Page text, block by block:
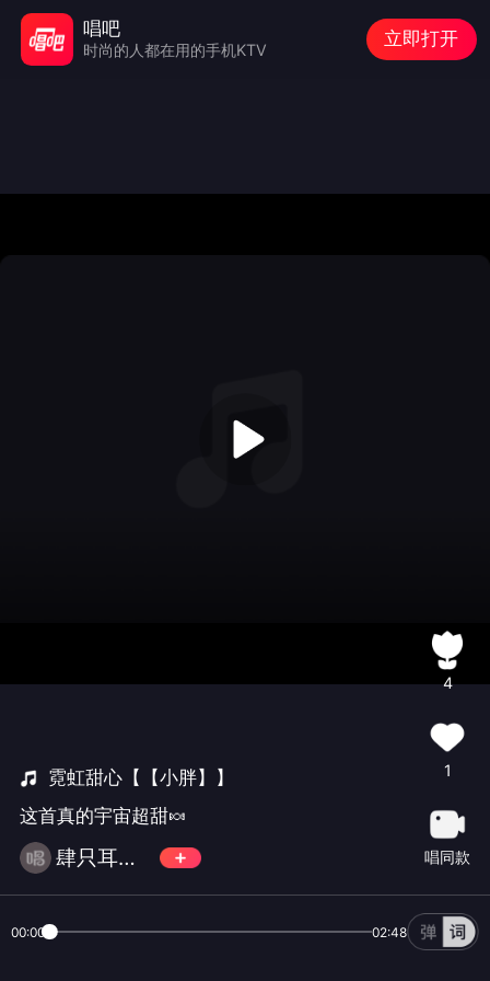
霓虹甜心【【小胖】】
这首真的宇宙超甜🍬
肆只耳的把戲🖤
4
1
唱同款
00:00 02:48
唱吧
时尚的人都在用的手机KTV
立即打开